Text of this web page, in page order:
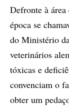
Defronte à
época se
do Ministério
veterinários
tóxicas e
convenciam o
obter um